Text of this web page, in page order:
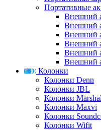
Портативные
Внешний
Внешний
Внешний
Внешний
Внешний
Внешний
Колонки
Колонки Denn
Колонки JBL
Колонки
Колонки Maxvi
Колонки
Колонки Wifit